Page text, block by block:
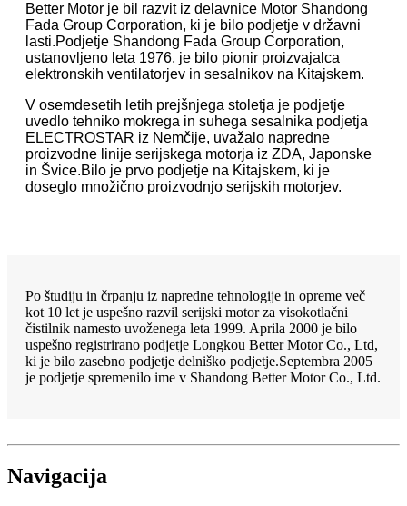
Better Motor je bil razvit iz delavnice Motor Shandong
Fada Group Corporation, ki je bilo podjetje v državni
lasti.Podjetje Shandong Fada Group Corporation,
ustanovljeno leta 1976, je bilo pionir proizvajalca
elektronskih ventilatorjev in sesalnikov na Kitajskem.
V osemdesetih letih prejšnjega stoletja je podjetje
uvedlo tehniko mokrega in suhega sesalnika podjetja
ELECTROSTAR iz Nemčije, uvažalo napredne
proizvodne linije serijskega motorja iz ZDA, Japonske
in Švice.Bilo je prvo podjetje na Kitajskem, ki je
doseglo množično proizvodnjo serijskih motorjev.
Po študiju in črpanju iz napredne tehnologije in opreme več
kot 10 let je uspešno razvil serijski motor za visokotlačni
čistilnik namesto uvoženega leta 1999. Aprila 2000 je bilo
uspešno registrirano podjetje Longkou Better Motor Co., Ltd,
ki je bilo zasebno podjetje delniško podjetje.Septembra 2005
je podjetje spremenilo ime v Shandong Better Motor Co., Ltd.
Navigacija